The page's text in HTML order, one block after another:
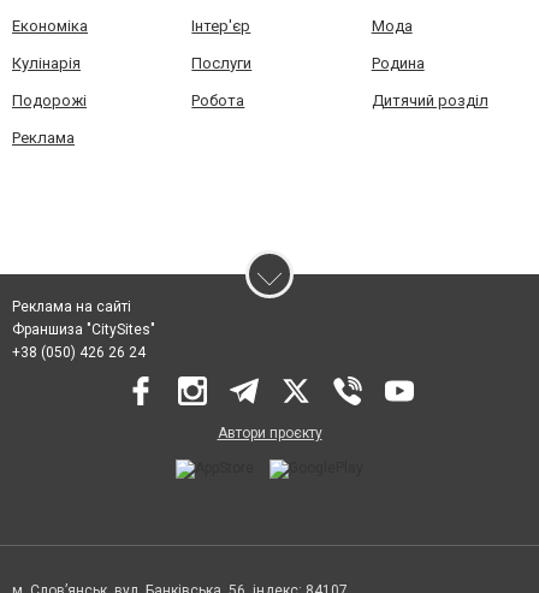
Економіка Інтер'єр Мода
Кулінарія Послуги Родина
Подорожі Робота Дитячий розділ
Реклама
Реклама на сайті
Франшиза "CitySites"
+38 (050) 426 26 24
Автори проєкту